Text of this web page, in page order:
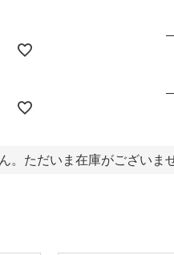
。ただいま在庫がございま